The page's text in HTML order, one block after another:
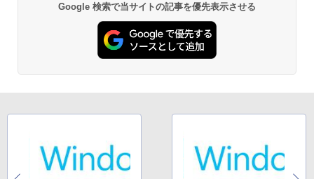
Google 検索で当サイトの記事を優先表示させる